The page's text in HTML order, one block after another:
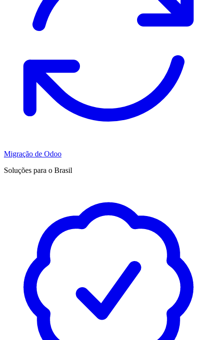
Migração de Odoo
Soluções para o Brasil